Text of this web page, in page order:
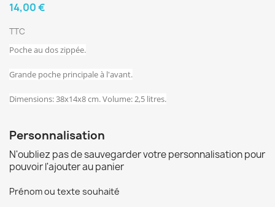
14,00 €
TTC
Poche au dos zippée.
Grande poche principale à l'avant.
Dimensions: 38x14x8 cm. Volume: 2,5 litres.
Personnalisation
N'oubliez pas de sauvegarder votre personnalisation pour
pouvoir l'ajouter au panier
Prénom ou texte souhaité